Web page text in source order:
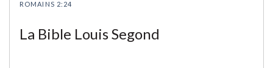
ROMAINS 2:24
La Bible Louis Segond